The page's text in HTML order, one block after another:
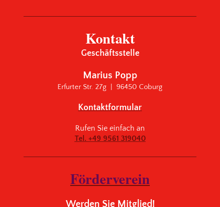
Kontakt
Geschäftsstelle
Marius Popp
Erfurter Str. 27g | 96450 Coburg
Kontaktformular
Rufen Sie einfach an
Tel. +49 9561 319040
Förderverein
Werden Sie Mitglied!